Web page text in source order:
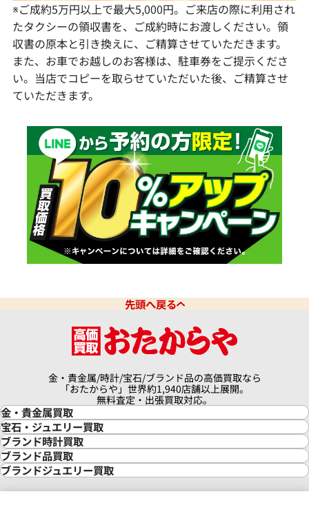
※ご成約5万円以上で最大5,000円。ご来店の際に利用され
たタクシーの領収書を、ご成約時にお渡しください。領
収書の原本と引き換えに、ご精算させていただきます。
また、お車でお越しのお客様は、駐車券をご提示くださ
い。当店でコピーを取らせていただいた後、ご精算させ
ていただきます。
先頭へ戻る
金・貴金属/時計/宝石/ブランド品の高価買取なら
「おたからや」世界約1,940店舗以上展開。
無料査定・出張買取対応。
金・貴金属買取
金買取
金の相場価格情報
金の参考買取価格一覧
インゴット買取
インゴットの相場価格情報
24金買取
宝石・ジュエリー買取
宝石・ジュエリー買取
ダイヤモンド買取
ダイヤモンド・宝石の参考価格一覧
リング・結婚指輪買取
エメラルド買取
ブランド時計買取
時計買取
ロレックス買取
ロレックス デイトナ買取
ロレックス サブマリーナー買取
ブランド品買取
ブランド買取
ブランドジュエリー買取